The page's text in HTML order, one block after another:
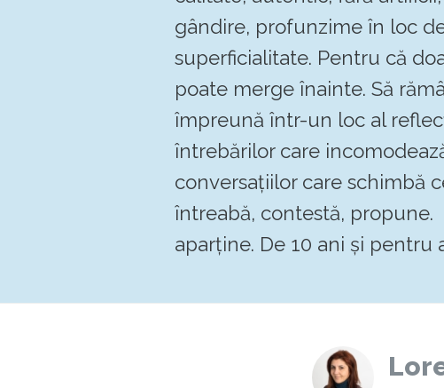
gândire, profunzime în loc
superficialitate. Pentru că
poate merge înainte. Să
împreună într-un loc al
întrebărilor care
conversațiilor care schimbă
întreabă, contestă,
aparține. De 10 ani și pentru